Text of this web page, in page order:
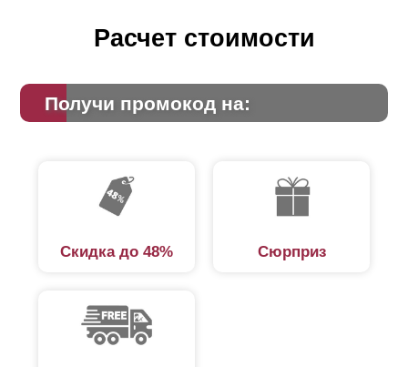
Расчет стоимости
Получи промокод на:
Скидка до 48% Сюрприз